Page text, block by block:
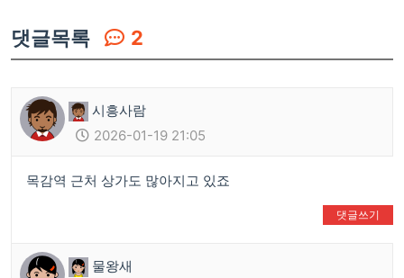
댓글목록 2
시흥사람
2026-01-19 21:05
목감역 근처 상가도 많아지고 있죠
👍 ❤️
댓글쓰기
물왕새